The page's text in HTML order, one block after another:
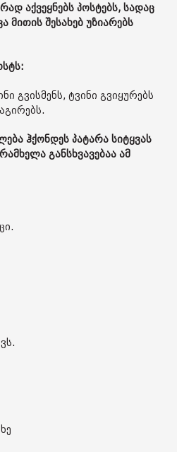
აქვეყნებს პოსტებს, სადაც
მითის შესახებ უზიარებს
გვისმენს, ტვინი გვიყურებს
ჰქონდეს პატარა სიტყვას
განსხვავებაა ამ